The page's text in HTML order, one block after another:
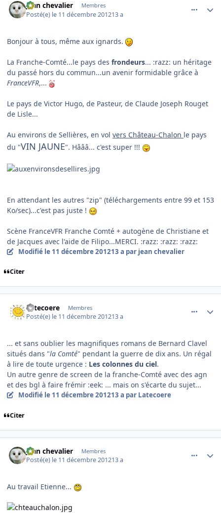
jean chevalier Membres
Posté(e) le 11 décembre 201213 a
Bonjour à tous, même aux ignards.
La Franche-Comté...le pays des frondeurs... :razz: un héritage
du passé hors du commun...un avenir formidable grâce à
FranceVFR,...
Le pays de Victor Hugo, de Pasteur, de Claude Joseph Rouget
de Lisle...
Au environs de Sellières, en vol vers Château-Chalon le pays
du "VIN JAUNE". Hâââ... c'est super !!!
En attendant les autres "zip" (téléchargements entre 99 et 153
Ko/sec)...c'est pas juste !
Scène FranceVFR Franche Comté + autogène de Christiane et
de Jacques avec l'aide de Filipo...MERCI. :razz: :razz: :razz:
Modifié le 11 décembre 201213 a par jean chevalier
Citer
Latecoere Membres
Posté(e) le 11 décembre 201213 a
... et sans oublier les magnifiques romans de Bernard Clavel
situés dans "la Comté" pendant la guerre de dix ans. Un régal
à lire de toute urgence : Les colonnes du ciel.
Un autre genre de screen de la franche-Comté avec des agn
et des bgl à faire frémir :eek: ... mais on s'écarte du sujet...
Modifié le 11 décembre 201213 a par Latecoere
Citer
jean chevalier Membres
Posté(e) le 11 décembre 201213 a
Au travail Etienne...